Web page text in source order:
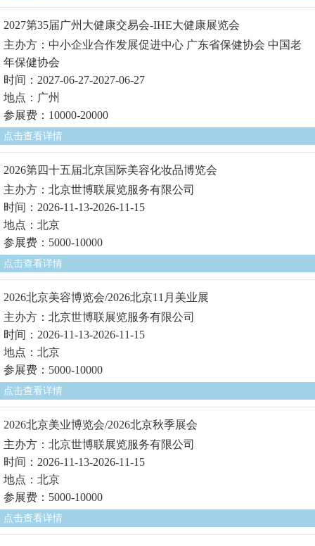
2027第35届广州大健康交易会-IHE大健康展览会
主办方：中小企业合作发展促进中心 广东省保健协会 中国老
年保健协会
时间：2027-06-27-2027-06-27
地点：广州
参展费：10000-20000
点击查看详情
2026第四十五届北京国际美容化妆品博览会
主办方：北京世博联展览服务有限公司
时间：2026-11-13-2026-11-15
地点：北京
参展费：5000-10000
点击查看详情
2026北京美容博览会/2026北京11月美业展
主办方：北京世博联展览服务有限公司
时间：2026-11-13-2026-11-15
地点：北京
参展费：5000-10000
点击查看详情
2026北京美业博览会/2026北京秋季展会
主办方：北京世博联展览服务有限公司
时间：2026-11-13-2026-11-15
地点：北京
参展费：5000-10000
点击查看详情